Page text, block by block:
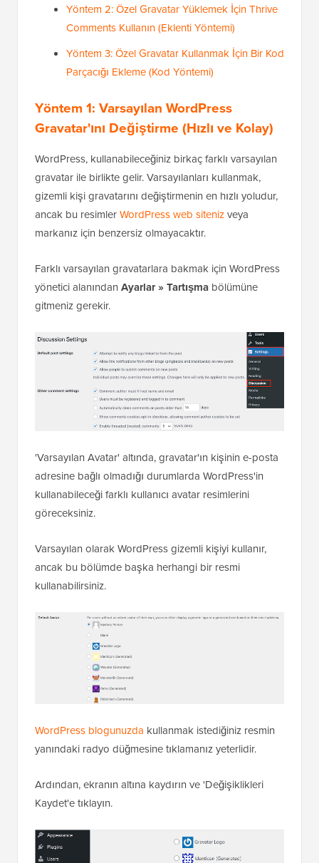
Yöntem 2: Özel Gravatar Yüklemek İçin Thrive
Comments Kullanın (Eklenti Yöntemi)
Yöntem 3: Özel Gravatar Kullanmak İçin Bir Kod
Parçacığı Ekleme (Kod Yöntemi)
Yöntem 1: Varsayılan WordPress
Gravatar'ını Değiştirme (Hızlı ve Kolay)
WordPress, kullanabileceğiniz birkaç farklı varsayılan
gravatar ile birlikte gelir. Varsayılanları kullanmak,
gizemli kişi gravatarını değiştirmenin en hızlı yoludur,
ancak bu resimlerWordPress web sitenizveya
markanız için benzersiz olmayacaktır.
Farklı varsayılan gravatarlara bakmak için WordPress
yönetici alanından Ayarlar » Tartışma bölümüne
gitmeniz gerekir.
'Varsayılan Avatar' altında, gravatar'ın kişinin e-posta
adresine bağlı olmadığı durumlarda WordPress'in
kullanabileceği farklı kullanıcı avatar resimlerini
göreceksiniz.
Varsayılan olarak WordPress gizemli kişiyi kullanır,
ancak bu bölümde başka herhangi bir resmi
kullanabilirsiniz.
WordPress blogunuzda kullanmak istediğiniz resmin
yanındaki radyo düğmesine tıklamanız yeterlidir.
Ardından, ekranın altına kaydırın ve 'Değişiklikleri
Kaydet'e tıklayın.